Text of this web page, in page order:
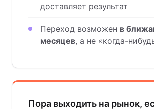
доставляет результат
Переход возможен в
месяцев, а не «когда-
Пора выходить на рынок,